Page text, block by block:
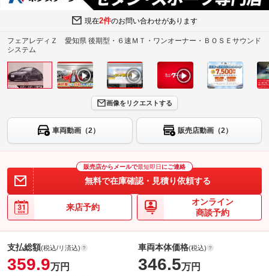
現在2件のお問い合わせがあります
フェアレディＺ 愛知県 後期型・６速ＭＴ・ワンオーナー・ＢＯＳＥサウンド
システム
画像をリクエストする
車両動画（2） 販売店動画（2）
販売店からメールで最短即日 にご連絡
無料で在庫確認・見積り依頼する
来店予約
オンライン
商談予約
支払総額(税込/リ済込)
359.9万円
車両本体価格(税込)
346.5万円